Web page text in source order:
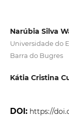
Narúbia Silva
Universidade do
Barra do Bugres
Kátia Cristina
DOI: https://